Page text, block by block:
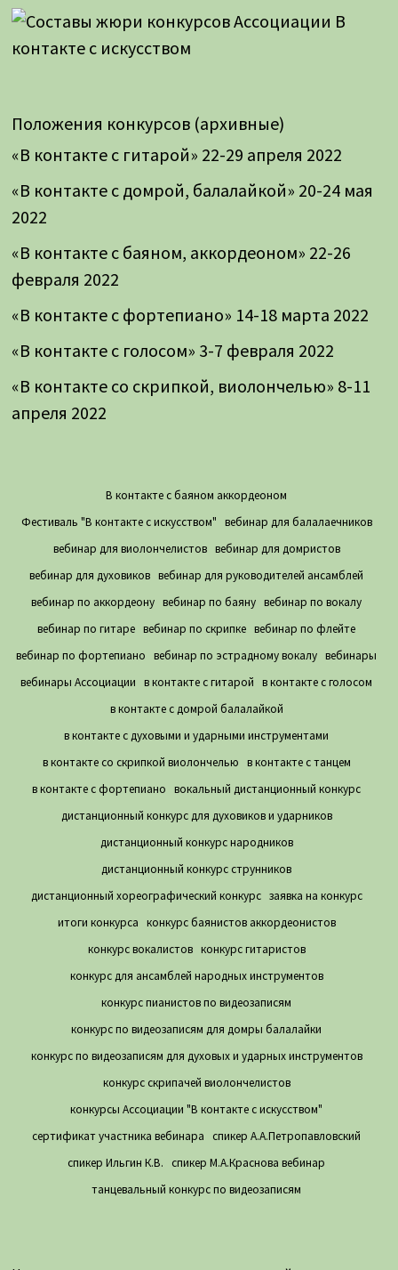
Положения конкурсов (архивные)
«В контакте с гитарой» 22-29 апреля 2022
«В контакте с домрой, балалайкой» 20-24 мая
2022
«В контакте с баяном, аккордеоном» 22-26
февраля 2022
«В контакте с фортепиано» 14-18 марта 2022
«В контакте с голосом» 3-7 февраля 2022
«В контакте со скрипкой, виолончелью» 8-11
апреля 2022
В контакте с баяном аккордеоном
Фестиваль "В контакте с искусством" вебинар для балалаечников
вебинар для виолончелистов вебинар для домристов
вебинар для духовиков вебинар для руководителей ансамблей
вебинар по аккордеону вебинар по баяну вебинар по вокалу
вебинар по гитаре вебинар по скрипке вебинар по флейте
вебинар по фортепиано
вебинар по эстрадному вокалу вебинары
вебинары Ассоциации
в контакте с гитарой
в контакте с голосом
в контакте с домрой балалайкой
в контакте с духовыми и ударными инструментами
в контакте со скрипкой виолончелью в контакте с танцем
в контакте с фортепиано
вокальный дистанционный конкурс
дистанционный конкурс для духовиков и ударников
дистанционный конкурс народников
дистанционный конкурс струнников
дистанционный хореографический конкурс заявка на конкурс
итоги конкурса конкурс баянистов аккордеонистов
конкурс вокалистов конкурс гитаристов
конкурс для ансамблей народных инструментов
конкурс пианистов по видеозаписям
конкурс по видеозаписям для домры балалайки
конкурс по видеозаписям для духовых и ударных инструментов
конкурс скрипачей виолончелистов
конкурсы Ассоциации "В контакте с искусством"
сертификат участника вебинара
спикер А.А.Петропавловский
спикер Ильгин К.В.
спикер М.А.Краснова вебинар
танцевальный конкурс по видеозаписям